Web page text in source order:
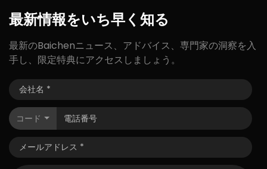
最新情報をいち早く知る
最新のBaichenニュース、アドバイス、専門家の洞察を入
手し、限定特典にアクセスしましょう。
コード